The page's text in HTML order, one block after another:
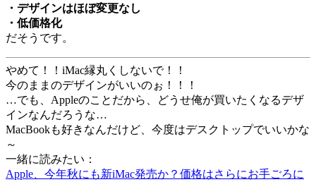
・デザインはほぼ変更なし
・低価格化
だそうです。
やめて！！iMac縁丸くしないで！！
今のままのデザインがいいのぉ！！！
…でも、Appleのことだから、どうせ俺が買いたくなるデザ
インなんだろうな…
MacBookも好きなんだけど、今度はデスクトップでいいかな
～
一緒に読みたい：
Apple、今年秋にも新iMac発売か？価格はさらにお手ごろに